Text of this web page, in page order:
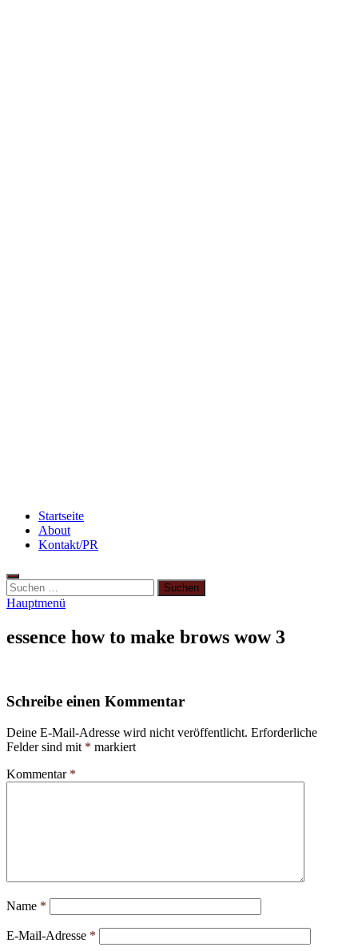
Startseite
About
Kontakt/PR
Suchen
nach:
Hauptmenü
essence how to make brows wow 3
Schreibe einen Kommentar
Deine E-Mail-Adresse wird nicht veröffentlicht. Erforderliche
Felder sind mit * markiert
Kommentar *
Name *
E-Mail-Adresse *